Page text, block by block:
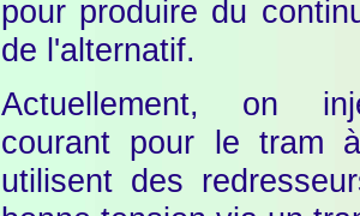
pour produire du
de l'alternatif.
Actuellement, on
courant pour le tram
utilisent des